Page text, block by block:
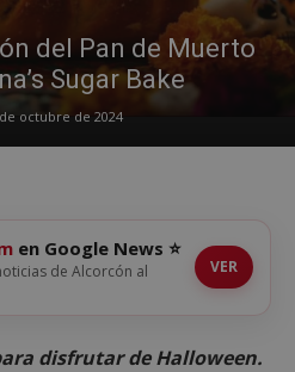
del Pan de Muerto
Sugar Bake
octubre de 2024
en Google News ⭐
de Alcorcón al
VER
disfrutar de Halloween.